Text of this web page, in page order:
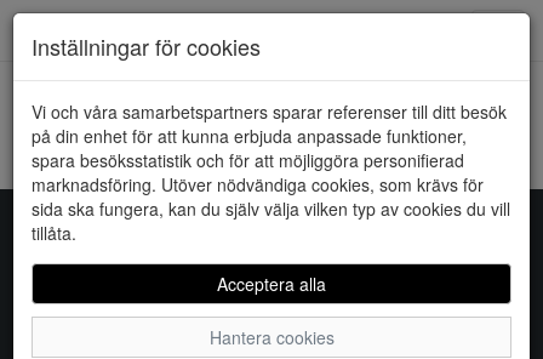
HEM JACQUELINE DE YONG
Kunde inte hitta några artiklar...
Inställningar för cookies
Vi och våra samarbetspartners sparar referenser till ditt besök
på din enhet för att kunna erbjuda anpassade funktioner,
spara besöksstatistik och för att möjliggöra personifierad
marknadsföring. Utöver nödvändiga cookies, som krävs för
sida ska fungera, kan du själv välja vilken typ av cookies du vill
tillåta.
Acceptera alla
Hantera cookies
Sko-fynd i Vimmerby AB
S:t Torget 2, 598 21 VIMMERBY, Telefon: